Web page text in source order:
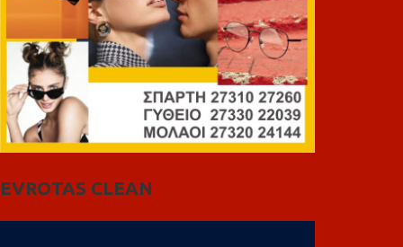
EVROTAS CLEAN